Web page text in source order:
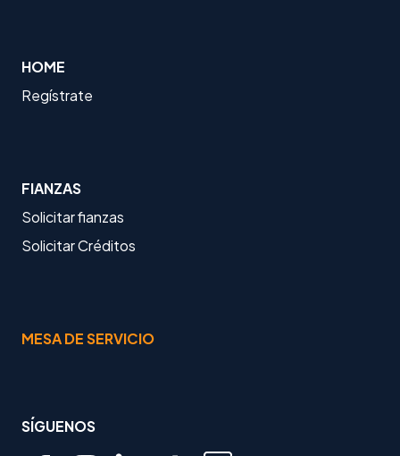
HOME
Regístrate
FIANZAS
Solicitar fianzas
Solicitar Créditos
MESA DE SERVICIO
SÍGUENOS